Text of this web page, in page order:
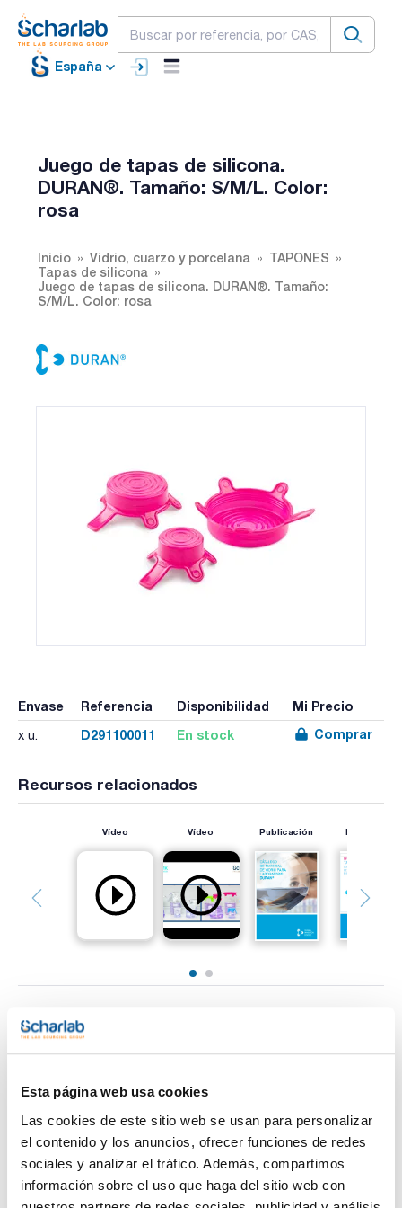
Esta página web usa cookies
Las cookies de este sitio web se usan para personalizar
el contenido y los anuncios, ofrecer funciones de redes
sociales y analizar el tráfico. Además, compartimos
información sobre el uso que haga del sitio web con
España
Juego de tapas de silicona.
DURAN®. Tamaño: S/M/L. Color:
rosa
Inicio Vidrio, cuarzo y porcelana
TAPONES
Tapas de silicona
Juego de tapas de silicona. DURAN®. Tamaño:
S/M/L. Color: rosa
Envase Referencia Disponibilidad Mi Precio
x u. D291100011 En stock Comprar
Recursos relacionados
Vídeo Vídeo Publicación Publicación
Imprimir ficha de
Características
Tamaño : S/M/L
Ideal para : Vasos de precipitado forma baja 50 mL-600 mL.
Vasos de precipitado forma alta 100 mL-1000 mL. Matraces
Pack (u.) : 3
En el laboratorio es un reto cubrir recipientes que no tienen
tapas, recurriendo a soluciones improvisadas como papel de
aluminio, tapones de plástico o film elástico.
Ver más